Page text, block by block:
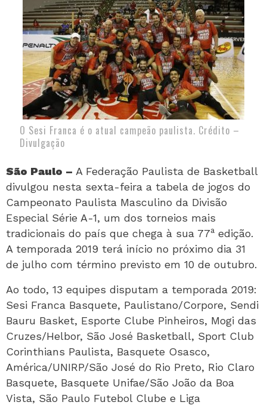
O Sesi Franca é o atual campeão paulista. Crédito –
Divulgação
São Paulo – A Federação Paulista de Basketball
divulgou nesta sexta-feira a tabela de jogos do
Campeonato Paulista Masculino da Divisão
Especial Série A-1, um dos torneios mais
tradicionais do país que chega à sua 77a edição.
A temporada 2019 terá início no próximo dia 31
de julho com término previsto em 10 de outubro.
Ao todo, 13 equipes disputam a temporada 2019:
Sesi Franca Basquete, Paulistano/Corpore, Sendi
Bauru Basket, Esporte Clube Pinheiros, Mogi das
Cruzes/Helbor, São José Basketball, Sport Club
Corinthians Paulista, Basquete Osasco,
América/UNIRP/São José do Rio Preto, Rio Claro
Basquete, Basquete Unifae/São João da Boa
Vista, São Paulo Futebol Clube e Liga